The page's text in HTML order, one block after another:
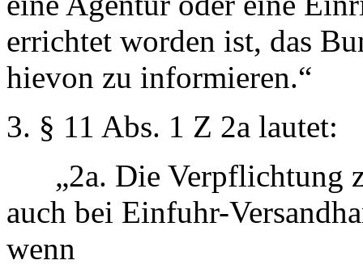
errichtet worden ist, das
hievon zu informieren.“
3. § 11 Abs. 1 Z 2a lautet:
„2a. Die Verpflichtung
auch bei Einfuhr-
wenn